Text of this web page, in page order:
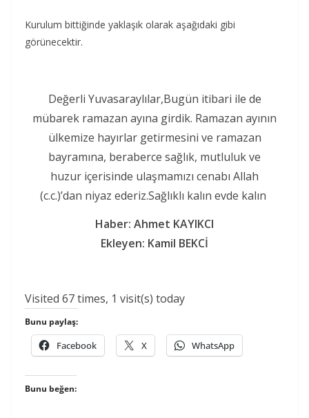
Kurulum bittiğinde yaklaşık olarak aşağıdaki gibi
görünecektir.
Değerli Yuvasaraylılar,Bugün itibari ile de
mübarek ramazan ayına girdik. Ramazan ayının
ülkemize hayırlar getirmesini ve ramazan
bayramına, beraberce sağlık, mutluluk ve
huzur içerisinde ulaşmamızı cenabı Allah
(c.c.)’dan niyaz ederiz.Sağlıklı kalın evde kalın
Haber: Ahmet KAYIKCI
Ekleyen: Kamil BEKCİ
Visited 67 times, 1 visit(s) today
Bunu paylaş:
Facebook X WhatsApp
Bunu beğen: